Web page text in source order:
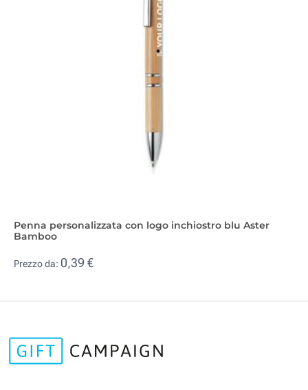
Penna personalizzata con logo inchiostro blu Aster
Bamboo
Prezzo da: 0,39 €